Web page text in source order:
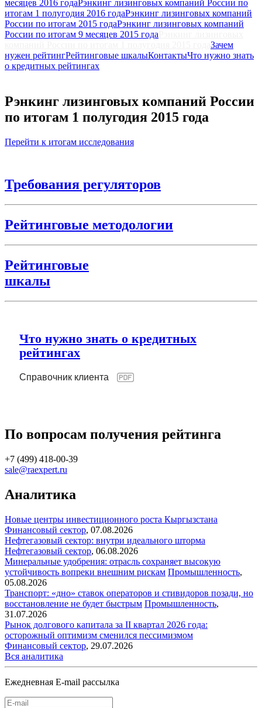
месяцев 2016 года Рэнкинг лизинговых компаний России по
итогам 1 полугодия 2016 годаРэнкинг лизинговых компаний
России по итогам 2015 годаРэнкинг лизинговых компаний
России по итогам 9 месяцев 2015 года
Зачем
нужен рейтингРейтинговые шкалыКонтактыЧто нужно знать
о кредитных рейтингах
Рэнкинг лизинговых компаний России
по итогам 1 полугодия 2015 года
Перейти к итогам исследования
Требования регуляторов
Рейтинговые методологии
Рейтинговые
шкалы
Что нужно знать о кредитных
рейтингах
Справочник клиента
По вопросам получения рейтинга
+7 (499) 418-00-39
sale@raexpert.ru
Аналитика
Новые центры инвестиционного роста Кыргызстана
Финансовый сектор, 07.08.2026
Нефтегазовый сектор: внутри идеального шторма
Нефтегазовый сектор, 06.08.2026
Минеральные удобрения: отрасль сохраняет высокую
устойчивость вопреки внешним рискам Промышленность,
05.08.2026
Транспорт: «дно» ставок операторов и стивидоров позади, но
восстановление не будет быстрым Промышленность,
31.07.2026
Рынок долгового капитала за II квартал 2026 года:
осторожный оптимизм сменился пессимизмом
Финансовый сектор, 29.07.2026
Вся аналитика
Ежедневная E-mail рассылка